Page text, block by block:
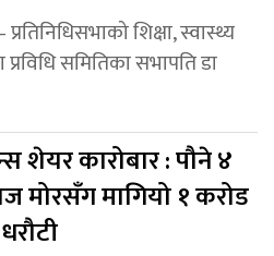
शिक्षा, स्वास्थ्य
समितिका सभापति डा
शेयर कारोबार : पौने ४
मोरसँग मागियो १ करोड
धरौटी